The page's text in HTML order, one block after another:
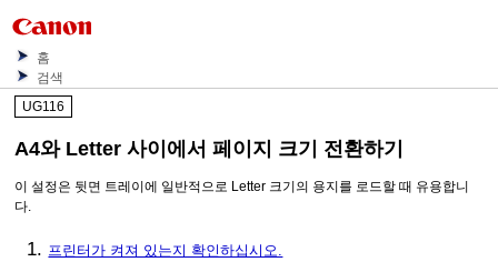
홈
검색
UG116
A4와 Letter 사이에서 페이지 크기 전환하기
이 설정은 뒷면 트레이에 일반적으로 Letter 크기의 용지를 로드할 때 유용합니
다.
프린터가 켜져 있는지 확인하십시오.